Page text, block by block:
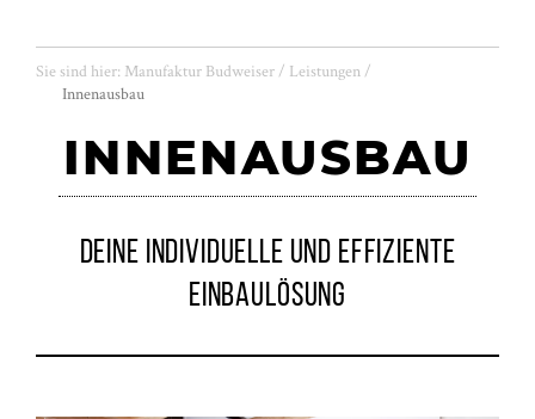
Sie sind hier: Manufaktur Budweiser / Leistungen /
Innenausbau
INNENAUSBAU
DEINE INDIVIDUELLE UND EFFIZIENTE
EINBAULÖSUNG